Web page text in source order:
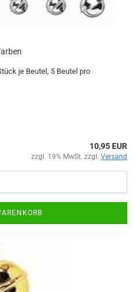
je Beutel, 5 Beutel pro
10,95 EUR
zzgl. 19% MwSt. zzgl. Versand